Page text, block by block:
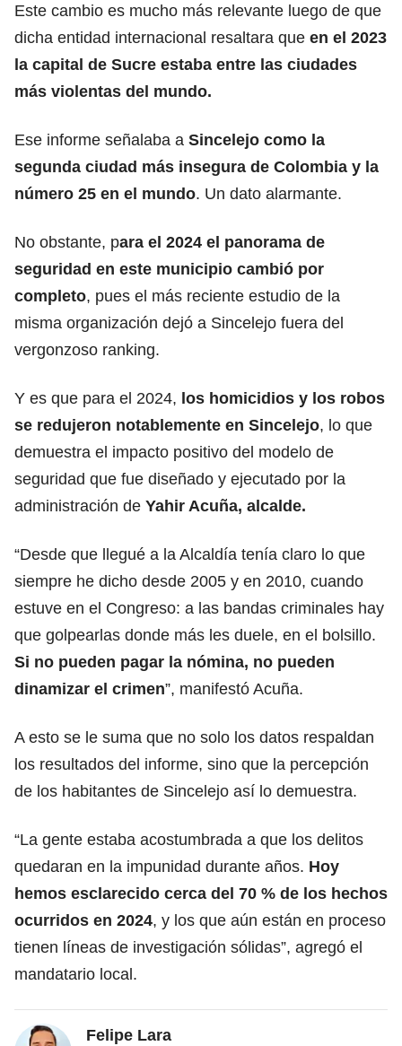
Este cambio es mucho más relevante luego de que
dicha entidad internacional resaltara que en el 2023
la capital de Sucre estaba entre las ciudades
más violentas del mundo.
Ese informe señalaba a Sincelejo como la
segunda ciudad más insegura de Colombia y la
número 25 en el mundo. Un dato alarmante.
No obstante, para el 2024 el panorama de
seguridad en este municipio cambió por
completo, pues el más reciente estudio de la
misma organización dejó a Sincelejo fuera del
vergonzoso ranking.
Y es que para el 2024, los homicidios y los robos
se redujeron notablemente en Sincelejo, lo que
demuestra el impacto positivo del modelo de
seguridad que fue diseñado y ejecutado por la
administración de Yahir Acuña, alcalde.
“Desde que llegué a la Alcaldía tenía claro lo que
siempre he dicho desde 2005 y en 2010, cuando
estuve en el Congreso: a las bandas criminales hay
que golpearlas donde más les duele, en el bolsillo.
Si no pueden pagar la nómina, no pueden
dinamizar el crimen”, manifestó Acuña.
A esto se le suma que no solo los datos respaldan
los resultados del informe, sino que la percepción
de los habitantes de Sincelejo así lo demuestra.
“La gente estaba acostumbrada a que los delitos
quedaran en la impunidad durante años. Hoy
hemos esclarecido cerca del 70 % de los hechos
ocurridos en 2024, y los que aún están en proceso
tienen líneas de investigación sólidas”, agregó el
mandatario local.
Felipe Lara